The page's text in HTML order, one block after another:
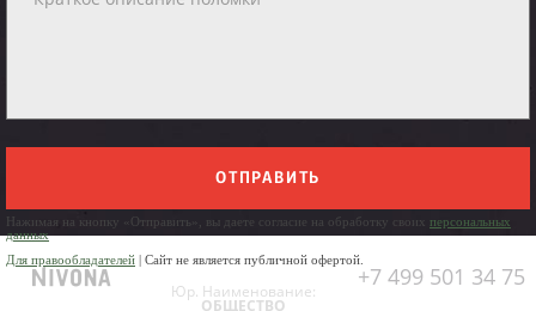
ОТПРАВИТЬ
Нажимая на кнопку «Отправить», вы даете согласие на обработку своих персональных
данных
Для правообладателей | Сайт не является публичной офертой.
+7 499 501 34 75
Юр. Наименование:
ОБЩЕСТВО